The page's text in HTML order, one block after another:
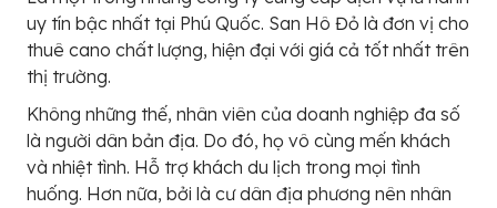
uy tín bậc nhất tại Phú Quốc. San Hô Đỏ là đơn vị cho
thuê cano chất lượng, hiện đại với giá cả tốt nhất trên
thị trường.
Không những thế, nhân viên của doanh nghiệp đa số
là người dân bản địa. Do đó, họ vô cùng mến khách
và nhiệt tình. Hỗ trợ khách du lịch trong mọi tình
huống. Hơn nữa, bởi là cư dân địa phương nên nhân